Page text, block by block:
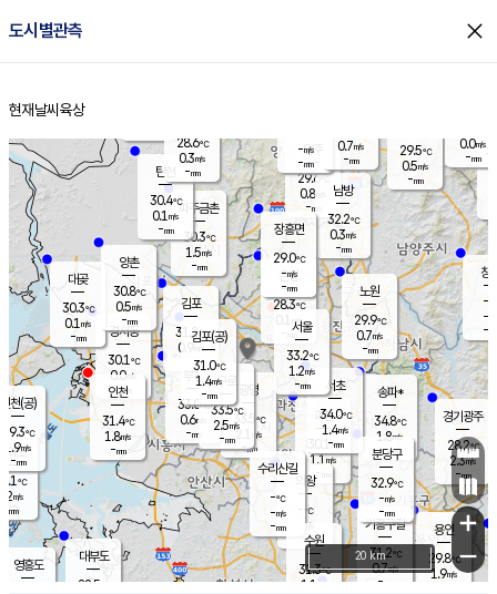
도시별관측 close
홈
현재날씨 육상
의도
℃
m/s
mm
영흥도
양주
29.6℃
0.8
-mm
과천
30.1℃
1.1m/s
- mm
용인
29.8℃
1.9m/s
경기광주
28.2℃
2.3m/s
-mm
대부도
28.5
경서동
30.1℃
0.0m/s
-mm
파주금촌
30.3℃
1.5m/s
-mm
29.5℃
0.5m/s
-mm
대곶
30.3℃
0.1 m/s
-mm
창
-
-m/
-
탄현
30.4℃
0.1 m/s
-mm
0.0m/s
-mm
의왕
- ℃
m/s
mm
김포
31.2℃
0.9 m/s
mm
광명
33.5 ℃
2.1 m/s
-mm
부천
33.0℃
0.6m/s
-mm
양촌
30.8℃
0.5m/s
-mm
구로
33.5℃
2.5m/s
-mm
은평
28.3℃
0.1 m/s
- mm
노원
29.9℃
0.7m/s
-mm
송파*
34.8℃
1.8m/s
-mm
서초
34.0℃
1.4m/s
-mm
남방
32.2℃
0.3m/s
-mm
기흥구갈
31.2℃
0.7m/s
-
수리산길
-℃
-m/s
-mm
분당구
32.9℃
-m/s
-mm
장흥면
29.0℃
-m/s
-mm
-m/s
-mm
인천(공)
29.3℃
1.9m/s
-mm
김포(공)
31.0℃
1.4m/s
-mm
수원
31.3℃
1.1 m/s
인천
31.4℃
1.8m/s
-mm
서울
33.2℃
1.2m/s
-mm
28.6℃
0.3m/s
-mm
0.7m/s
-mm
+
−
20 km